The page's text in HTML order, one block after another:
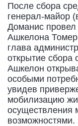
После сбора
генерал-майор
Доманис
Ашкелона
глава
открытие сбора
Ашкелон
особыми
увидев
мобилизацию
осуществления
возможностями.